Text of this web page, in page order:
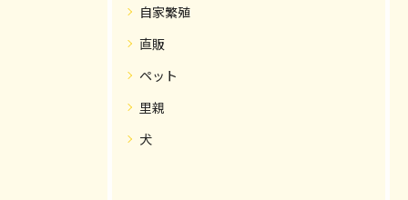
自家繁殖
直販
ペット
里親
犬